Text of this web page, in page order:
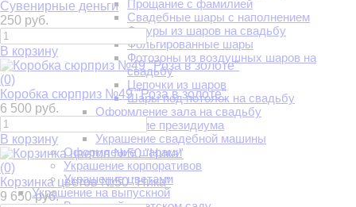
Прощание с фамилией
Свадебные шары с наполнением
Фигуры из шаров на свадьбу
Фольгированные шары
Фотозоны из воздушных шаров на
свадьбу
Цепочки из шаров
Шары под потолок на свадьбу
Оформление зала на свадьбу
Украшение президиума
Украшение свадебной машины
Оформление шарами
Украшение корпоративов
Украшение цветами
Украшение на выпускной
Сувенирные деньги
250 руб.
В корзину
(0)
Коробка сюрприз №49 "Роза в золоте"
6 500 руб.
В корзину
(0)
Корзинка цветов №50 "Ника"
9 650 руб.